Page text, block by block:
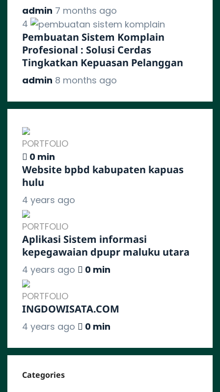
admin 7 months ago
4
Pembuatan Sistem Komplain
Profesional : Solusi Cerdas
Tingkatkan Kepuasan Pelanggan
admin 8 months ago
PORTFOLIO
0 min
Website bpbd kabupaten kapuas
hulu
4 years ago
PORTFOLIO
Aplikasi Sistem informasi
kepegawaian dpupr maluku utara
4 years ago 0 min
PORTFOLIO
INGDOWISATA.COM
4 years ago 0 min
Categories